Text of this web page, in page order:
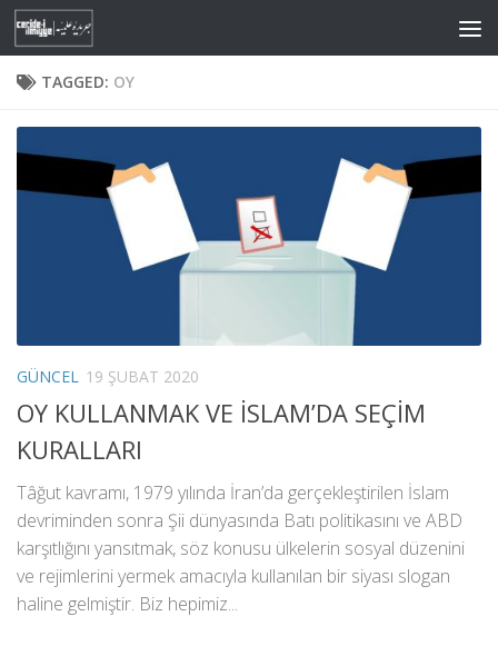
Skip to content
TAGGED: OY
GÜNCEL 19 ŞUBAT 2020
OY KULLANMAK VE İSLAM’DA SEÇİM
KURALLARI
Tâğut kavramı, 1979 yılında İran’da gerçekleştirilen İslam
devriminden sonra Şii dünyasında Batı politikasını ve ABD
karşıtlığını yansıtmak, söz konusu ülkelerin sosyal düzenini
ve rejimlerini yermek amacıyla kullanılan bir siyası slogan
haline gelmiştir. Biz hepimiz...